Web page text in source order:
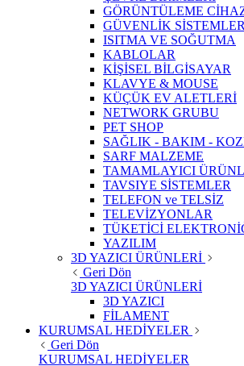
GÖRÜNTÜLEME
GÜVENLİK
ISITMA VE SOĞUTMA
KABLOLAR
KİŞİSEL BİLGİSAYAR
KLAVYE & MOUSE
KÜÇÜK EV ALETLERİ
NETWORK GRUBU
PET SHOP
SAĞLIK - BAKIM -
SARF MALZEME
TAMAMLAYICI
TAVSIYE SİSTEMLER
TELEFON ve TELSİZ
TELEVİZYONLAR
TÜKETİCİ
YAZILIM
3D YAZICI ÜRÜNLERİ
Geri Dön
3D YAZICI ÜRÜNLERİ
3D YAZICI
FİLAMENT
KURUMSAL HEDİYELER
Geri Dön
KURUMSAL HEDİYELER